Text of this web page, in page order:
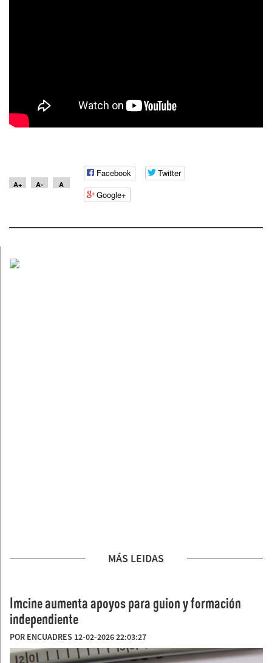
A+ A- A
Facebook
Twitter
Google+
MÁS LEIDAS
Imcine aumenta apoyos para guion y formación
independiente
POR ENCUADRES 12-02-2026 22:03:27